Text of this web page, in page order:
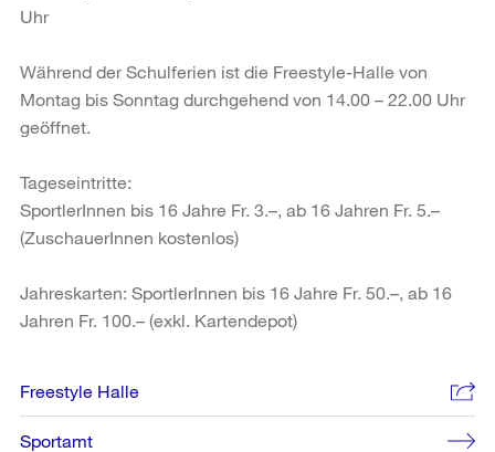
Uhr
Während der Schulferien ist die Freestyle-Halle von
Montag bis Sonntag durchgehend von 14.00 – 22.00 Uhr
geöffnet.
Tageseintritte:
SportlerInnen bis 16 Jahre Fr. 3.–, ab 16 Jahren Fr. 5.–
(ZuschauerInnen kostenlos)
Jahreskarten: SportlerInnen bis 16 Jahre Fr. 50.–, ab 16
Jahren Fr. 100.– (exkl. Kartendepot)
Weitere
Informationen
Freestyle Halle
Sportamt